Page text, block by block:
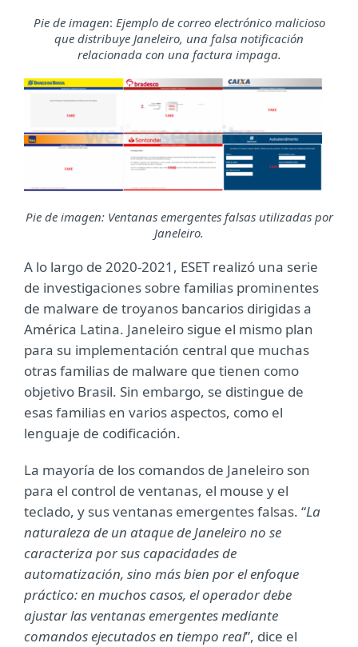
Pie de imagen: Ejemplo de correo electrónico malicioso
que distribuye Janeleiro, una falsa notificación
relacionada con una factura impaga.
Pie de imagen: Ventanas emergentes falsas utilizadas por
Janeleiro.
A lo largo de 2020-2021, ESET realizó una serie
de investigaciones sobre familias prominentes
de malware de troyanos bancarios dirigidas a
América Latina. Janeleiro sigue el mismo plan
para su implementación central que muchas
otras familias de malware que tienen como
objetivo Brasil. Sin embargo, se distingue de
esas familias en varios aspectos, como el
lenguaje de codificación.
La mayoría de los comandos de Janeleiro son
para el control de ventanas, el mouse y el
teclado, y sus ventanas emergentes falsas. “La
naturaleza de un ataque de Janeleiro no se
caracteriza por sus capacidades de
automatización, sino más bien por el enfoque
práctico: en muchos casos, el operador debe
ajustar las ventanas emergentes mediante
comandos ejecutados en tiempo real”, dice el